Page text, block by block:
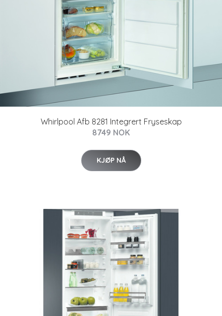
Whirlpool Afb 8281 Integrert Fryseskap
8749 NOK
KJØP NÅ